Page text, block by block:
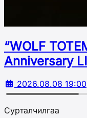
“WOLF
Аnniversary
2026.08.08 19:00
Сурталчилгаа